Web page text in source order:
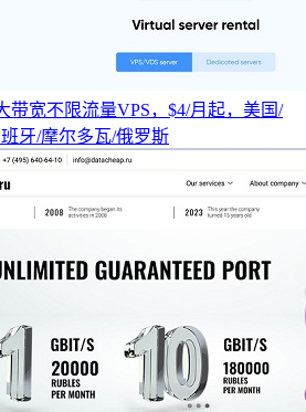
带宽不限流量VPS，$4/月起，美国/
牙/摩尔多瓦/俄罗斯